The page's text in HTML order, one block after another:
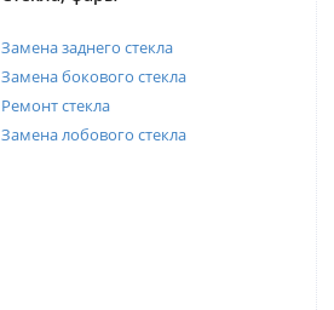
Замена заднего стекла
Замена бокового стекла
Ремонт стекла
Замена лобового стекла